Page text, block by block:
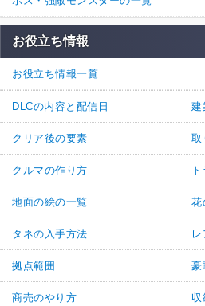
お役立ち情報
お役立ち情報一覧
DLCの内容と配信日 建
クリア後の要素 取
クルマの作り方
地面の絵の一覧 花
タネの入手方法
拠点範囲 豪
商売のやり方 収